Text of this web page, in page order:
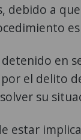
debido a
en
el delito
su
estar